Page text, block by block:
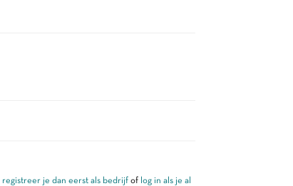
registreer je dan eerst als bedrijfof log in als je al